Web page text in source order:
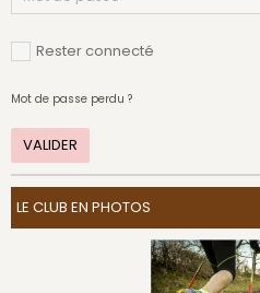
Rester connecté
Mot de passe perdu ?
VALIDER
LE CLUB EN PHOTOS